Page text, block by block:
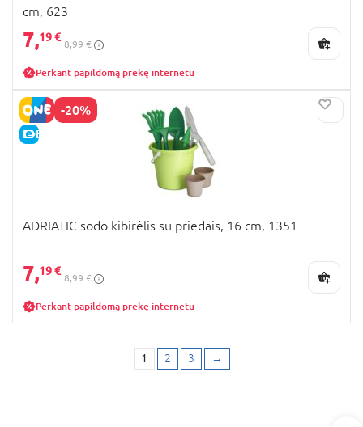
cm, 623
7,19 €
8,99 €
Perkant papildomą prekę internetu
-20%
E-KAINA
ADRIATIC sodo kibirėlis su priedais, 16 cm, 1351
7,19 €
8,99 €
Perkant papildomą prekę internetu
1 2 3 →